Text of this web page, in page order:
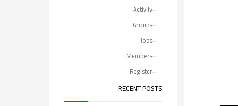
Activity
Groups
Jobs
Members
Register
RECENT POSTS